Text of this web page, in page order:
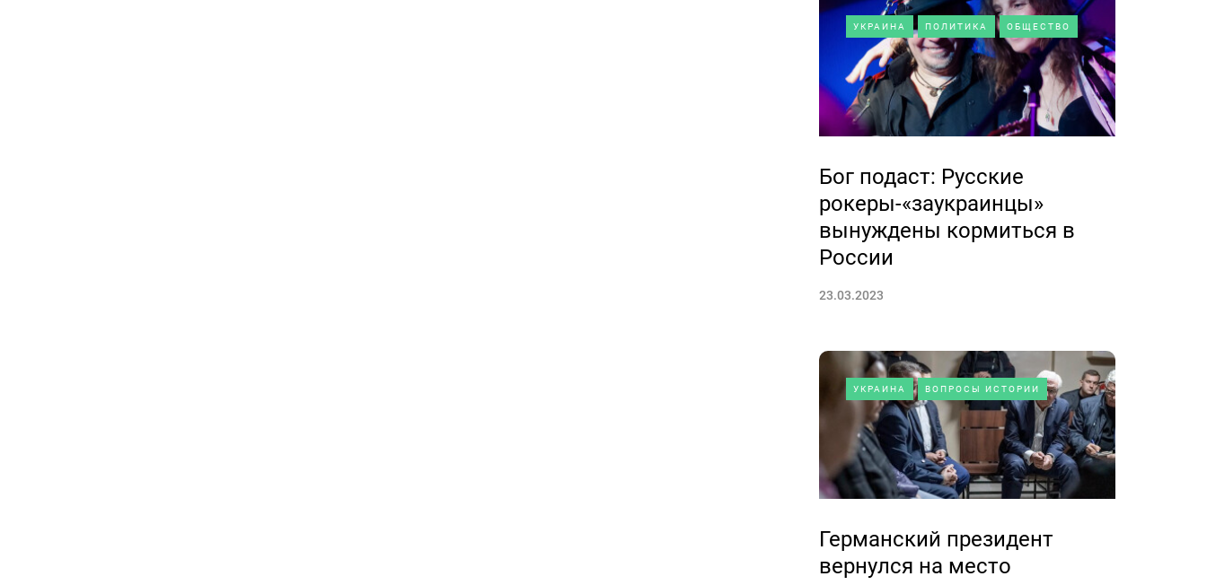
УКРАИНА ПОЛИТИКА ОБЩЕСТВО
Бог подаст: Русские
рокеры-«заукраинцы»
вынуждены кормиться в
России
23.03.2023
УКРАИНА ВОПРОСЫ ИСТОРИИ
Германский президент
вернулся на место